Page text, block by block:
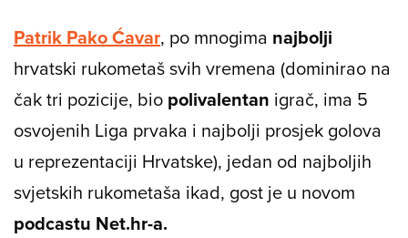
Patrik Pako Ćavar, po mnogima najbolji
hrvatski rukometaš svih vremena (dominirao na
čak tri pozicije, bio polivalentan igrač, ima 5
osvojenih Liga prvaka i najbolji prosjek golova
u reprezentaciji Hrvatske), jedan od najboljih
svjetskih rukometaša ikad, gost je u novom
podcastu Net.hr-a.